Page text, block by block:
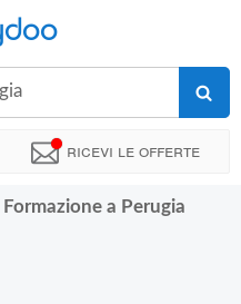
Ricevi le offerte
a Perugia